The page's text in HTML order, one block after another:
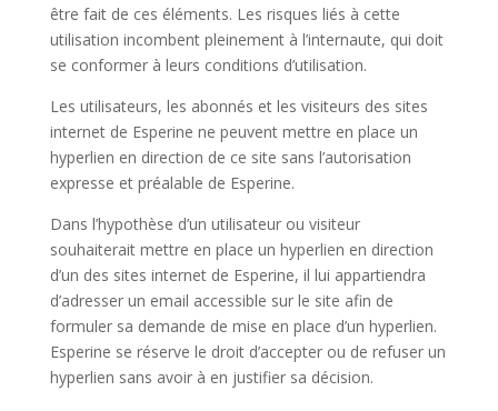
être fait de ces éléments. Les risques liés à cette
utilisation incombent pleinement à l’internaute, qui doit
se conformer à leurs conditions d’utilisation.
Les utilisateurs, les abonnés et les visiteurs des sites
internet de Esperine ne peuvent mettre en place un
hyperlien en direction de ce site sans l’autorisation
expresse et préalable de Esperine.
Dans l’hypothèse d’un utilisateur ou visiteur
souhaiterait mettre en place un hyperlien en direction
d’un des sites internet de Esperine, il lui appartiendra
d’adresser un email accessible sur le site afin de
formuler sa demande de mise en place d’un hyperlien.
Esperine se réserve le droit d’accepter ou de refuser un
hyperlien sans avoir à en justifier sa décision.